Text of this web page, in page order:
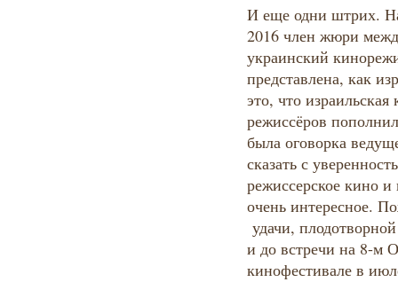
И еще одни штрих.
2016 член жюри
украинский
представлена, как
это, что
режиссёров
была оговорка
сказать с
режиссерское кино
очень интересное.
удачи,
и до встречи на 8-м
кинофестивале в